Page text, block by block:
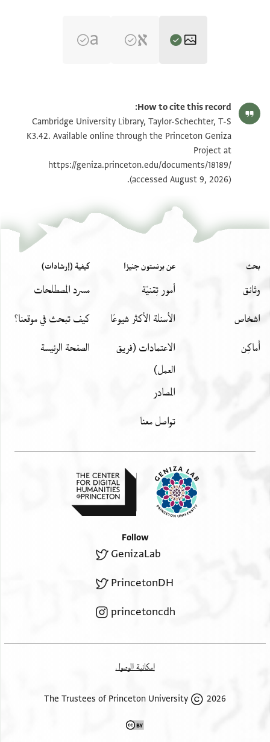
T-S K3.42 1v تكبير و تدوير
بيان أذونات الصورة
How to cite this record:
Cambridge University Library, Taylor-Schechter, T-S
K3.42. Available online through the Princeton Geniza
Project at
https://geniza.princeton.edu/documents/18189/
(accessed August 9, 2026).
بحث
وثائق
اشخاص
أَماكِن
عن برنستون جنيزا
أمور تِقنيّة
الأسئلة الأكثر شيوعًا
الاعتمادات (فريق
العمل)
المصادر
تواصل معنا
كيفية (إرشادات)
مسرد المصطلحات
كيف تبحث في موقعنا؟
الصفحة الرئيسة
Follow
GenizaLab
PrincetonDH
princetoncdh
إمكانية الوصول
2026 The Trustees of Princeton University